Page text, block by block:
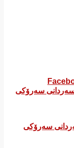
سەرۆکی